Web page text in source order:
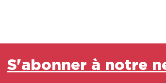
S'abonner à notre